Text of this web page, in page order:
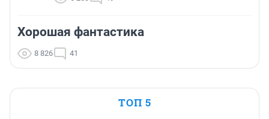
Хорошая фантастика
8 826 41
ТОП 5